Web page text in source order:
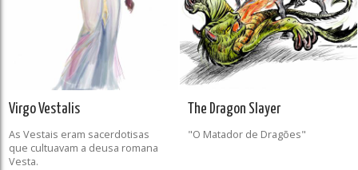
Virgo Vestalis
As Vestais eram sacerdotisas
que cultuavam a deusa romana
Vesta.
The Dragon Slayer
"O Matador de Dragões"